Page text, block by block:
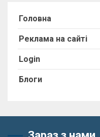
Головна
Реклама на сайті
Login
Блоги